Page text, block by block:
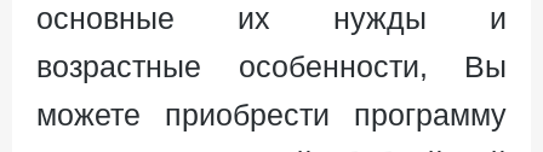
основные их нужды и
возрастные особенности, Вы
можете приобрести программу